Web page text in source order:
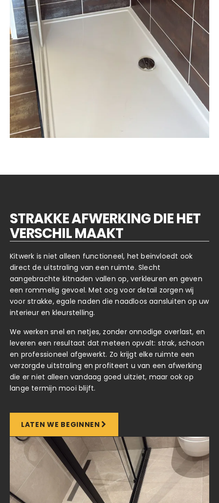
STRAKKE AFWERKING DIE HET
VERSCHIL MAAKT
Kitwerk is niet alleen functioneel, het beïnvloedt ook
direct de uitstraling van een ruimte. Slecht
aangebrachte kitnaden vallen op, verkleuren en geven
een rommelig gevoel. Met oog voor detail zorgen wij
voor strakke, egale naden die naadloos aansluiten op uw
interieur en kleurstelling.
We werken snel en netjes, zonder onnodige overlast, en
leveren een resultaat dat meteen opvalt: strak, schoon
en professioneel afgewerkt. Zo krijgt elke ruimte een
verzorgde uitstraling en profiteert u van een afwerking
die er niet alleen vandaag goed uitziet, maar ook op
lange termijn mooi blijft.
LATEN WE BEGINNEN